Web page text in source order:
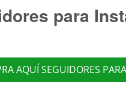
para
AQUÍ SEGUIDORES